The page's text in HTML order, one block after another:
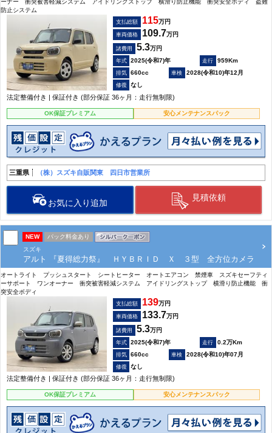
ーナー 衝突被害軽減システム アイドリングストップ 横滑り防止機能 衝突安全ボディ 盗難
防止システム
支払総額 115万円
車両価格 109.7万円
諸費用 5.3万円
2025(令和7)年
959Km
660cc
2028(令和10)年12月
なし
法定整備付き | 保証付き (部分保証 36ヶ月：走行無制限)
OK保証プレミアム 安心メンテナンスパック
三重県 （株）スズキ自販関東 四日市営業所
お気に入り追加
見積依頼
NEW
パック料金あり
スズキ
アルト 『夏得総力祭』 ＨＹＢＲＩＤ Ｘ ３型 全方位カメラ
オートライト プッシュスタート シートヒーター オートエアコン 禁煙車 スズキセーフティ
ーサポート ワンオーナー 衝突被害軽減システム アイドリングストップ 横滑り防止機能 衝
突安全ボディ
支払総額 139万円
車両価格 133.7万円
諸費用 5.3万円
2025(令和7)年
0.2万Km
660cc
2028(令和10)年07月
なし
法定整備付き | 保証付き (部分保証 36ヶ月：走行無制限)
OK保証プレミアム 安心メンテナンスパック